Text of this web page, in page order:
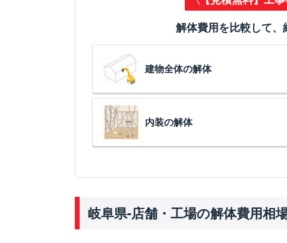
解体費用を比較して
建物全体の解体
内装の解体
岐阜県-店舗・工場の解体費用相